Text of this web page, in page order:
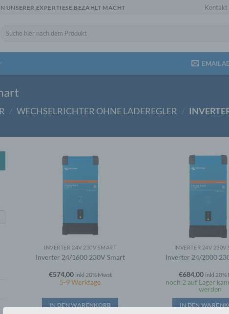
UNSERER EXPERTIESE BEZAHLT MACHT Kontakt
Suchen
/ WECHSELRICHTER OHNE LADEREGLER /
INVERTER 24V 230V SMART
Inverter 24/1600 230V Smart
€574,00 inkl 20% Mwst
5-9 Werktage
IN DEN WARENKORB
INVERTER 24V 230V
Inverter 24/2000
€684,00 inkl 20%
noch 2 auf Lager
werden
IN DEN